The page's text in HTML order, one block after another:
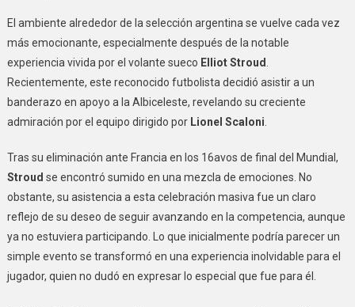
El ambiente alrededor de la selección argentina se vuelve cada vez
más emocionante, especialmente después de la notable
experiencia vivida por el volante sueco Elliot Stroud.
Recientemente, este reconocido futbolista decidió asistir a un
banderazo en apoyo a la Albiceleste, revelando su creciente
admiración por el equipo dirigido por Lionel Scaloni.
Tras su eliminación ante Francia en los 16avos de final del Mundial,
Stroud se encontró sumido en una mezcla de emociones. No
obstante, su asistencia a esta celebración masiva fue un claro
reflejo de su deseo de seguir avanzando en la competencia, aunque
ya no estuviera participando. Lo que inicialmente podría parecer un
simple evento se transformó en una experiencia inolvidable para el
jugador, quien no dudó en expresar lo especial que fue para él.